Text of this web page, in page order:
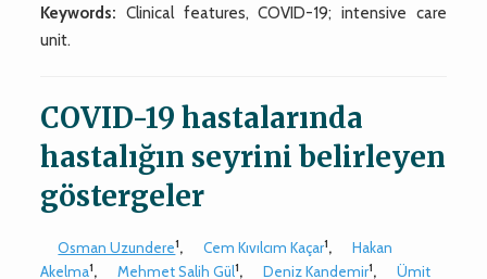
Keywords: Clinical features, COVID-19; intensive care
unit.
COVID-19 hastalarında
hastalığın seyrini belirleyen
göstergeler
Osman Uzundere1, Cem Kıvılcım Kaçar1,
Hakan
Akelma1, Mehmet Salih Gül1, Deniz Kandemir1, Ümit